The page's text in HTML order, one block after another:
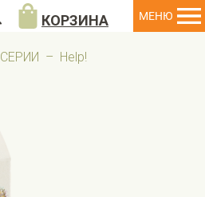
КОРЗИНА
СЕРИИ – Help!